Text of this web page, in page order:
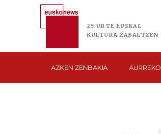
25 URTE EUSKAL
KULTURA ZABALTZEN
AZKEN ZENBAKIA AURREKO